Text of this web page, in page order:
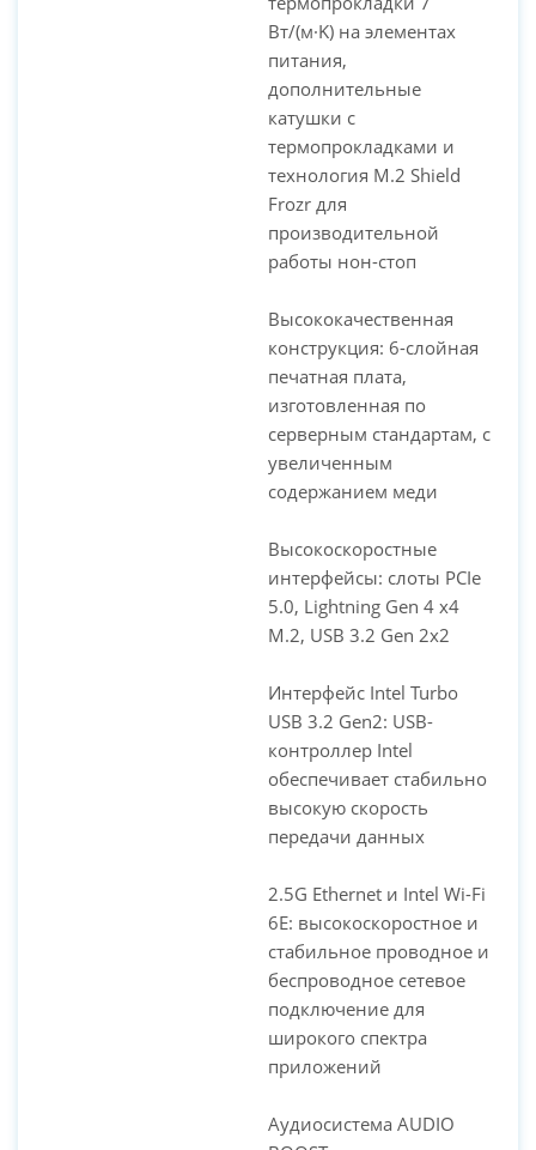
Вт/(м·K) на элементах
питания,
дополнительные
катушки с
термопрокладками и
технология M.2 Shield
Frozr для
производительной
работы нон-стоп
Высококачественная
конструкция: 6-слойная
печатная плата,
изготовленная по
серверным стандартам, с
увеличенным
содержанием меди
Высокоскоростные
интерфейсы: слоты PCIe
5.0, Lightning Gen 4 x4
M.2, USB 3.2 Gen 2x2
Интерфейс Intel Turbo
USB 3.2 Gen2: USB-
контроллер Intel
обеспечивает стабильно
высокую скорость
передачи данных
2.5G Ethernet и Intel Wi-Fi
6E: высокоскоростное и
стабильное проводное и
беспроводное сетевое
подключение для
широкого спектра
приложений
Аудиосистема AUDIO